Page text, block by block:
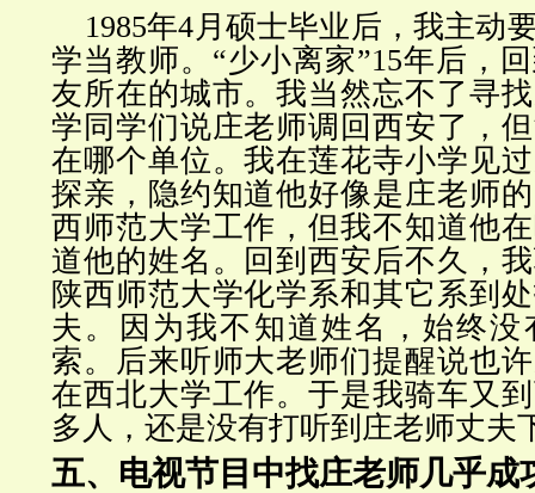
1985年4月硕士毕业后，我主动
学当教师。“少小离家”15年后，
友所在的城市。我当然忘不了寻
学同学们说庄老师调回西安了，
在哪个单位。我在莲花寺小学见
探亲，隐约知道他好像是庄老师
西师范大学工作，但我不知道他
道他的姓名。回到西安后不久，
陕西师范大学化学系和其它系到
夫。因为我不知道姓名，始终没
索。后来听师大老师们提醒说也
在西北大学工作。于是我骑车又
多人，还是没有打听到庄老师丈夫
五、电视节目中找庄老师几乎成